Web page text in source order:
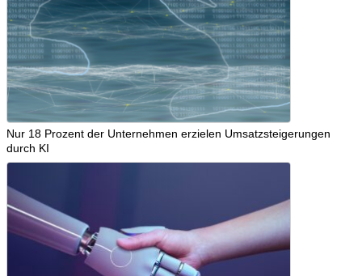
Nur 18 Prozent der Unternehmen erzielen Umsatzsteigerungen
durch KI